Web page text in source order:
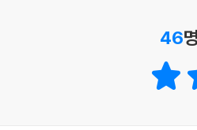
작가라는 점을 고려할 때, 기나
정지은과 그의 딸 카밀라가 결국 만
46